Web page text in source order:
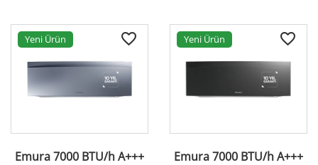
Yeni Ürün
Emura 7000 BTU/h A+++
Yeni Ürün
Emura 7000 BTU/h A+++